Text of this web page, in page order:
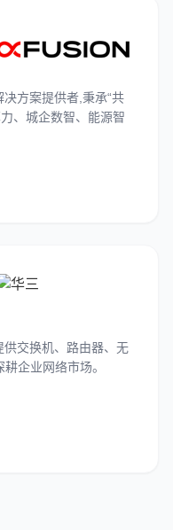
方案提供者,秉承“共
、城企数智、能源智
交换机、路由器、无
企业网络市场。